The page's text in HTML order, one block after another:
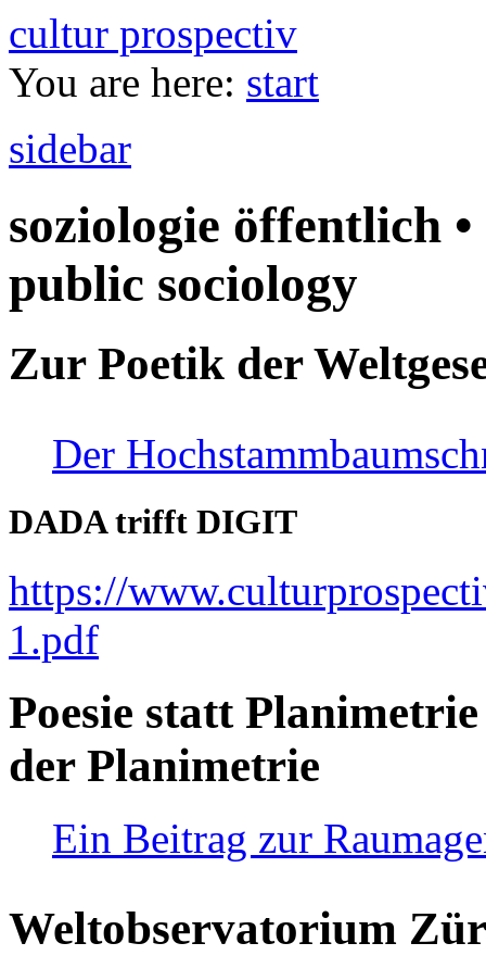
cultur prospectiv
You are here: start
sidebar
soziologie öffentlich
public sociology
Zur Poetik der
Der
DADA trifft DIGIT
https://
1.pdf
Poesie statt
der Planimetrie
Ein Beitrag zur
Weltobservatorium